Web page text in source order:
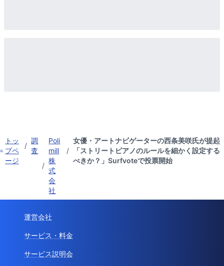
トッ
プペ
ージ
/
調
査
/
Poli
mill
株
式
会
社
/
女優・アートナビゲーターの西条美咲氏が提起
「ストリートピアノのルールを細かく設定する
べきか？」Surfvoteで投票開始
運営会社
サービス・料金
サービス説明会